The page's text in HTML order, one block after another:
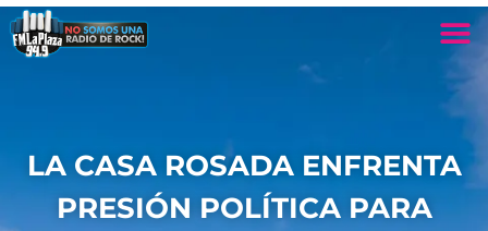
LA CASA ROSADA ENFRENTA
PRESIÓN POLÍTICA PARA